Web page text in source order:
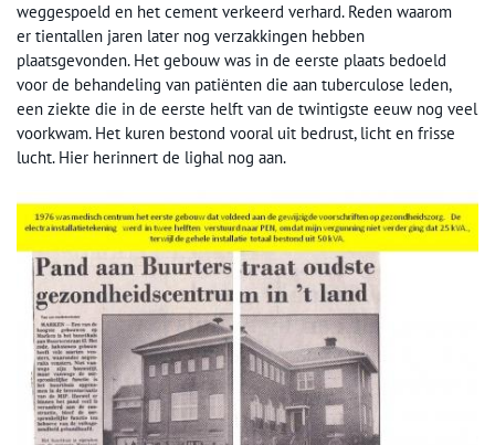
weggespoeld en het cement verkeerd verhard. Reden waarom
er tientallen jaren later nog verzakkingen hebben
plaatsgevonden. Het gebouw was in de eerste plaats bedoeld
voor de behandeling van patiënten die aan tuberculose leden,
een ziekte die in de eerste helft van de twintigste eeuw nog veel
voorkwam. Het kuren bestond vooral uit bedrust, licht en frisse
lucht. Hier herinnert de lighal nog aan.